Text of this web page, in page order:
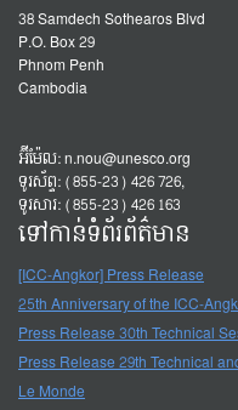
38 Samdech Sothearos Blvd
P.O. Box 29
Phnom Penh
Cambodia
អ៊ីម៉ែល:n.nou@unesco.org
ទូរស័ព្ទ: (855-23) 426 726,
ទូរសារ: (855-23) 426 163
ទៅកាន់ទំព័រព័ត៌មាន
[ICC-Angkor] Press Release
25th Anniversary of the ICC-
Press Release 30th Technical
Press Release 29th Technical
Le Monde